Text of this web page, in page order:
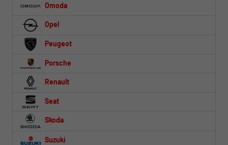
Omoda
Opel
Peugeot
Porsche
Renault
Seat
Skoda
Suzuki